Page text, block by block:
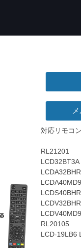
対応リモコ
RL21201
RL20105
LCD-19LB6